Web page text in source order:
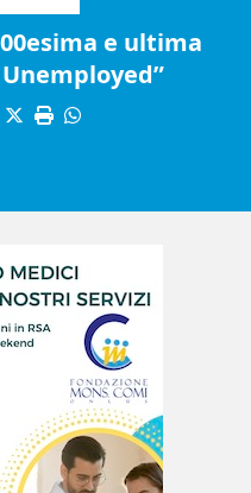
e ultima